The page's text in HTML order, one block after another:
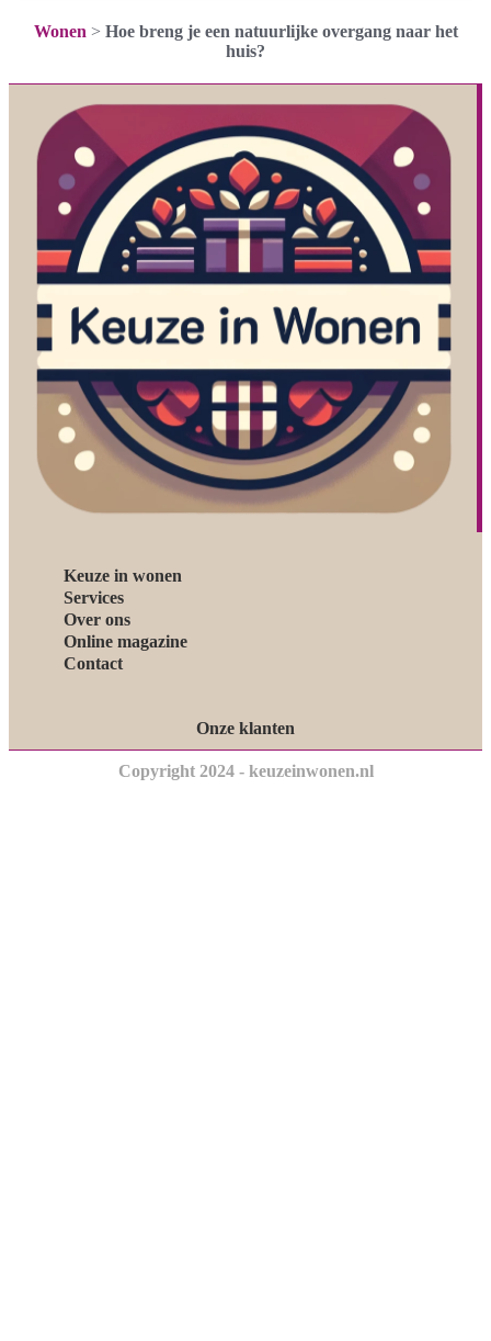
Wonen > Hoe breng je een natuurlijke overgang naar het
huis?
Keuze in wonen
Services
Over ons
Online magazine
Contact
Onze klanten
Copyright 2024 - keuzeinwonen.nl